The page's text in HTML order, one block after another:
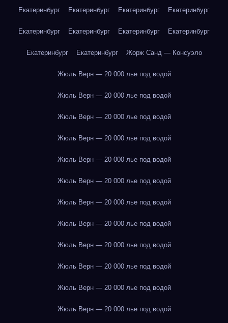
Екатеринбург Екатеринбург Екатеринбург Екатеринбург
Екатеринбург Екатеринбург Екатеринбург Екатеринбург
Екатеринбург Екатеринбург Жорж Санд — Консуэло
Жюль Верн — 20 000 лье под водой
Жюль Верн — 20 000 лье под водой
Жюль Верн — 20 000 лье под водой
Жюль Верн — 20 000 лье под водой
Жюль Верн — 20 000 лье под водой
Жюль Верн — 20 000 лье под водой
Жюль Верн — 20 000 лье под водой
Жюль Верн — 20 000 лье под водой
Жюль Верн — 20 000 лье под водой
Жюль Верн — 20 000 лье под водой
Жюль Верн — 20 000 лье под водой
Жюль Верн — 20 000 лье под водой